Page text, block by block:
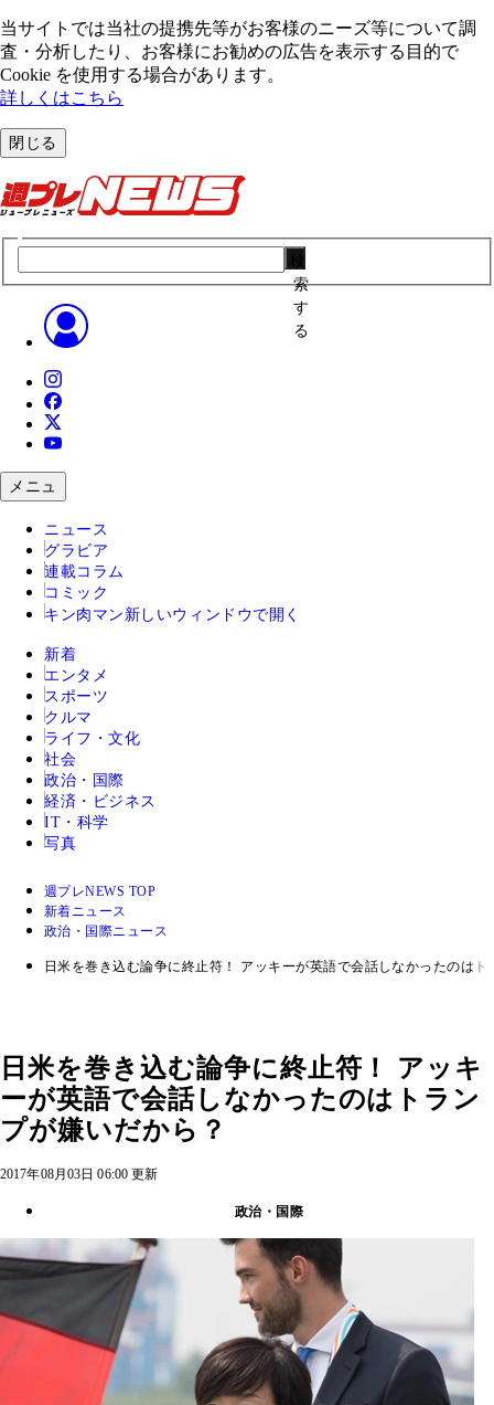
当サイトでは当社の提携先等がお客様のニーズ等について調
査・分析したり、お客様にお勧めの広告を表⽰する⽬的で
Cookie を使⽤する場合があります。
詳しくはこちら
閉じる
索
す
る
メニュ
ニュース
グラビア
連載コラム
コミック
キン肉マン 新しいウィンドウで開く
新着
エンタメ
スポーツ
クルマ
ライフ・文化
社会
政治・国際
経済・ビジネス
IT・科学
写真
週プレNEWS TOP
新着ニュース
政治・国際ニュース
日米を巻き込む論争に終止符！ アッキーが英語で会話しなかったのは
日米を巻き込む論争に終止符！ アッキ
ーが英語で会話しなかったのはトラン
プが嫌いだから？
2017年08月03日 06:00 更新
政治・国際